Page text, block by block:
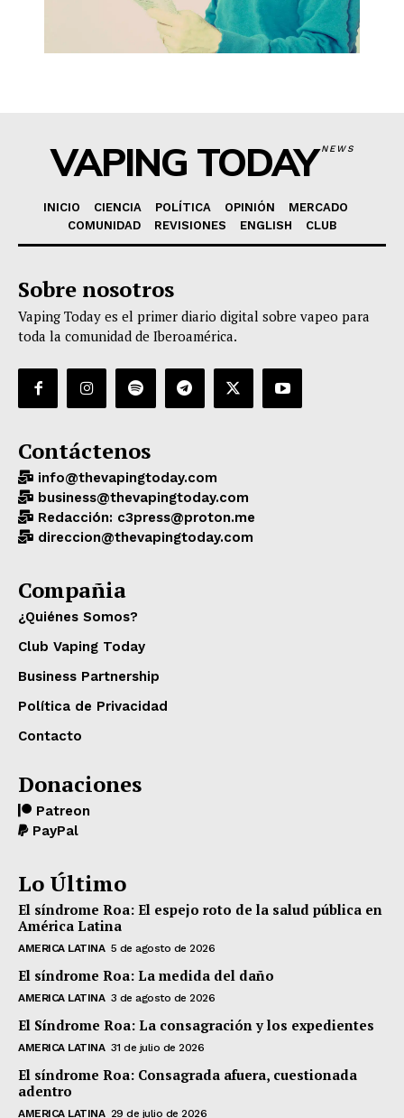
VAPING TODAYNEWS
INICIO CIENCIA POLÍTICA OPINIÓN
MERCADO
COMUNIDAD
REVISIONES ENGLISH CLUB
Sobre nosotros
Vaping Today es el primer diario digital sobre vapeo para
toda la comunidad de Iberoamérica.
Contáctenos
info@thevapingtoday.com
business@thevapingtoday.com
Redacción: c3press@proton.me
direccion@thevapingtoday.com
Compañia
¿Quiénes Somos?
Club Vaping Today
Business Partnership
Política de Privacidad
Contacto
Donaciones
Patreon
PayPal
Lo Último
El síndrome Roa: El espejo roto de la salud pública en
América Latina
AMERICA LATINA 5 de agosto de 2026
El síndrome Roa: La medida del daño
AMERICA LATINA 3 de agosto de 2026
El Síndrome Roa: La consagración y los expedientes
AMERICA LATINA 31 de julio de 2026
El síndrome Roa: Consagrada afuera, cuestionada
adentro
AMERICA LATINA 29 de julio de 2026